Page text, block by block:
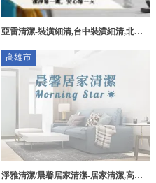
亞雷清潔-裝潢細清,台中裝潢細清,北屯
高雄市
淨雅清潔/晨馨居家清潔-居家清潔,高雄